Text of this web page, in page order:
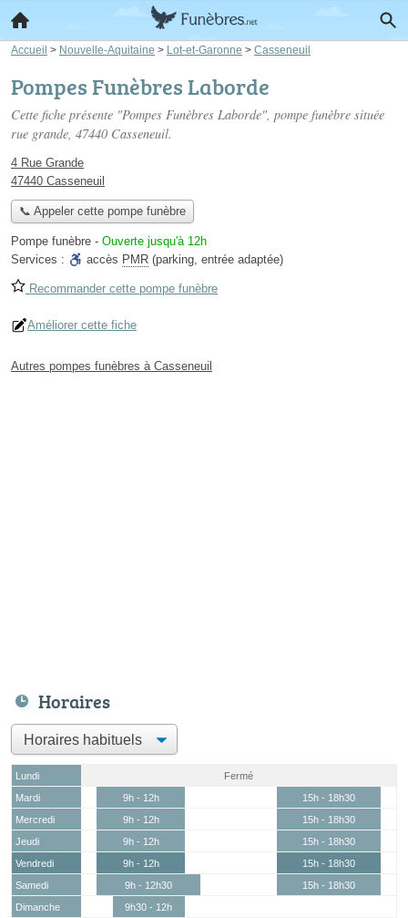
Accueil > Nouvelle-Aquitaine > Lot-et-Garonne > Casseneuil
Pompes Funèbres Laborde
Cette fiche présente "Pompes Funèbres Laborde", pompe funèbre située
rue grande, 47440 Casseneuil.
4 Rue Grande
47440 Casseneuil
📞 Appeler cette pompe funèbre
Pompe funèbre - Ouverte jusqu'à 12h
Services :
accès PMR (parking, entrée adaptée)
Recommander cette pompe funèbre
Améliorer cette fiche
Autres pompes funèbres à Casseneuil
Horaires
Lundi
Fermé
Mardi
9h - 12h
15h - 18h30
Mercredi
9h - 12h
15h - 18h30
Jeudi
9h - 12h
15h - 18h30
Vendredi
9h - 12h
15h - 18h30
Samedi
9h - 12h30
15h - 18h30
Dimanche
9h30 - 12h